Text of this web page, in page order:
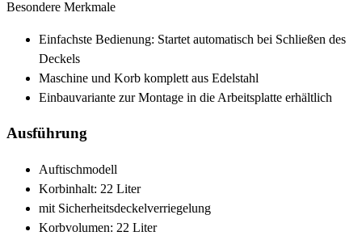
Besondere Merkmale
Einfachste Bedienung: Startet automatisch bei Schließen des
Deckels
Maschine und Korb komplett aus Edelstahl
Einbauvariante zur Montage in die Arbeitsplatte erhältlich
Ausführung
Auftischmodell
Korbinhalt: 22 Liter
mit Sicherheitsdeckelverriegelung
Korbvolumen: 22 Liter